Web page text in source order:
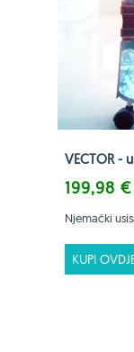
VECTOR -
199,98 €
Njemački
KUPI